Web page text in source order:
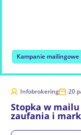
Kampanie mailingowe
Infobrokering 20
Stopka w
zaufania i